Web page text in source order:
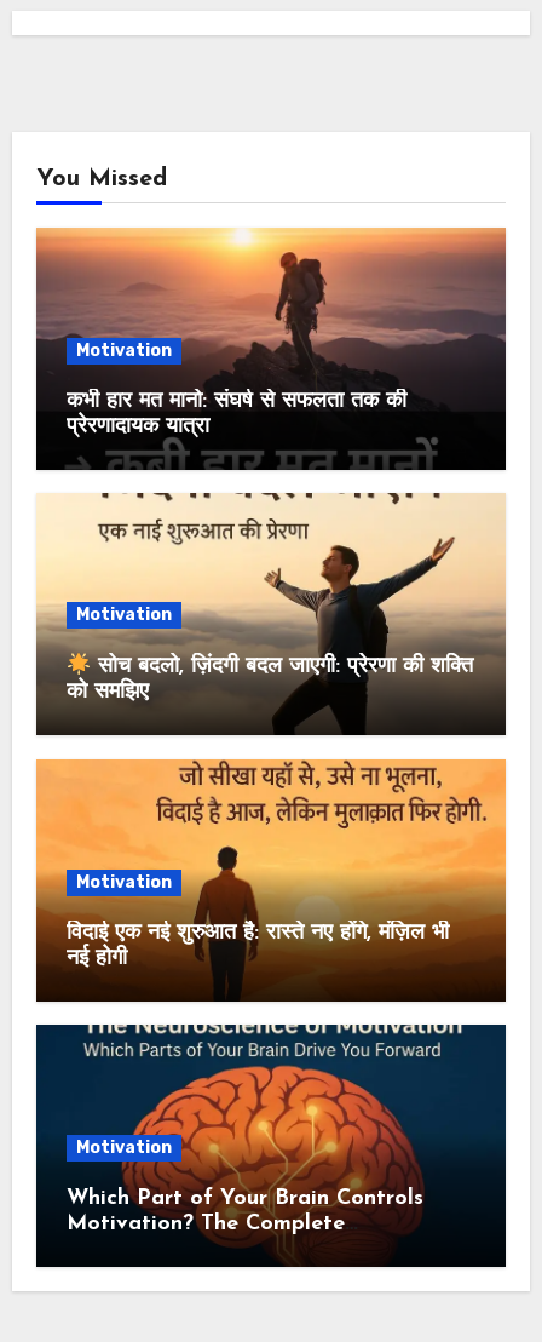
You Missed
Motivation
कभी हार मत मानो: संघर्ष से सफलता तक की
प्रेरणादायक यात्रा
Motivation
सोच बदलो, ज़िंदगी बदल जाएगी: प्रेरणा की शक्ति
को समझिए
Motivation
विदाई एक नई शुरुआत है: रास्ते नए होंगे, मंज़िल भी
नई होगी
Motivation
Which Part of Your Brain Controls
Motivation? The Complete
Neuroscience Guide